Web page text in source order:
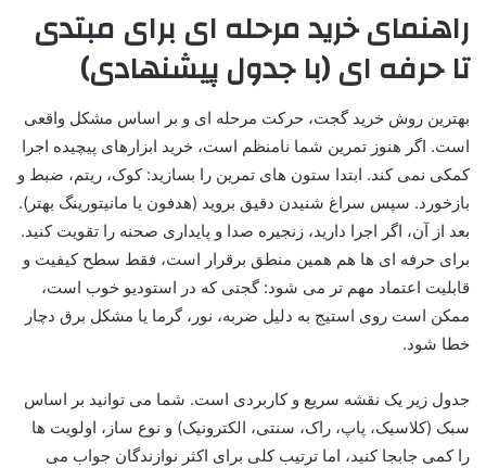
راهنمای خرید مرحله ای برای مبتدی
تا حرفه ای (با جدول پیشنهادی)
بهترین روش خرید گجت، حرکت مرحله ای و بر اساس مشکل واقعی
است. اگر هنوز تمرین شما نامنظم است، خرید ابزارهای پیچیده اجرا
کمکی نمی کند. ابتدا ستون های تمرین را بسازید: کوک، ریتم، ضبط و
بازخورد. سپس سراغ شنیدن دقیق بروید (هدفون یا مانیتورینگ بهتر).
بعد از آن، اگر اجرا دارید، زنجیره صدا و پایداری صحنه را تقویت کنید.
برای حرفه ای ها هم همین منطق برقرار است، فقط سطح کیفیت و
قابلیت اعتماد مهم تر می شود: گجتی که در استودیو خوب است،
ممکن است روی استیج به دلیل ضربه، نور، گرما یا مشکل برق دچار
خطا شود.
جدول زیر یک نقشه سریع و کاربردی است. شما می توانید بر اساس
سبک (کلاسیک، پاپ، راک، سنتی، الکترونیک) و نوع ساز، اولویت ها
را کمی جابجا کنید، اما ترتیب کلی برای اکثر نوازندگان جواب می